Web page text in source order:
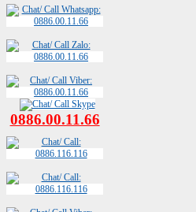
0886.00.11.66